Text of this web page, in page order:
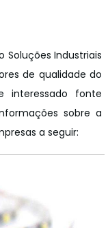
Soluções Industriais
de qualidade do
interessado fonte
sobre a
a seguir: